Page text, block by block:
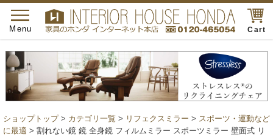
Cart
toggle
navigation
Menu
ショップトップ> カテゴリ一覧 > リフェクスミラー > スポーツ・運動など
に最適 > 割れない鏡 鏡 全身鏡 フィルムミラー スポーツミラー 壁面式 リ